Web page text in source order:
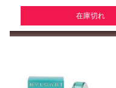
在庫切れ